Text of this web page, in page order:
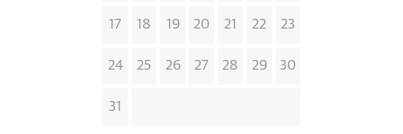
17 18 19 20 21 22 23
24 25 26 27 28 29 30
31